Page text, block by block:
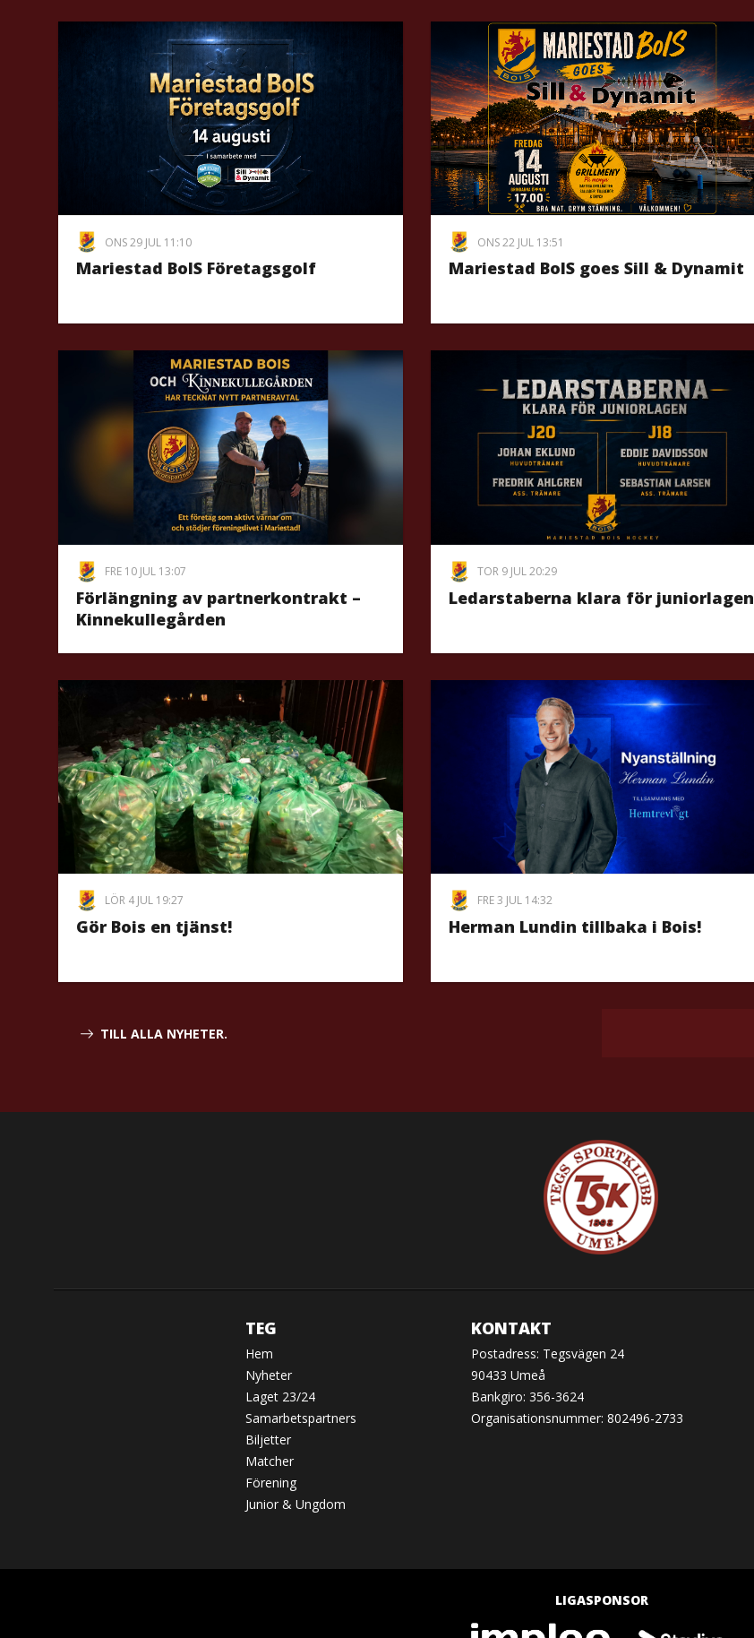
ONS 29 JUL 11:10
Mariestad BoIS Företagsgolf
ONS 22 JUL 13:51
Mariestad BoIS goes Sill & Dynamit
FRE 10 JUL 13:07
Förlängning av partnerkontrakt –
Kinnekullegården
TOR 9 JUL 20:29
Ledarstaberna klara för juniorlagen
LÖR 4 JUL 19:27
Gör Bois en tjänst!
FRE 3 JUL 14:32
Herman Lundin tillbaka i Bois!
TILL ALLA NYHETER.
TEG
Hem
Nyheter
Laget 23/24
Samarbetspartners
Biljetter
Matcher
Förening
Junior & Ungdom
KONTAKT
Postadress: Tegsvägen 24
90433 Umeå
Bankgiro: 356-3624
Organisationsnummer: 802496-2733
LIGASPONSOR